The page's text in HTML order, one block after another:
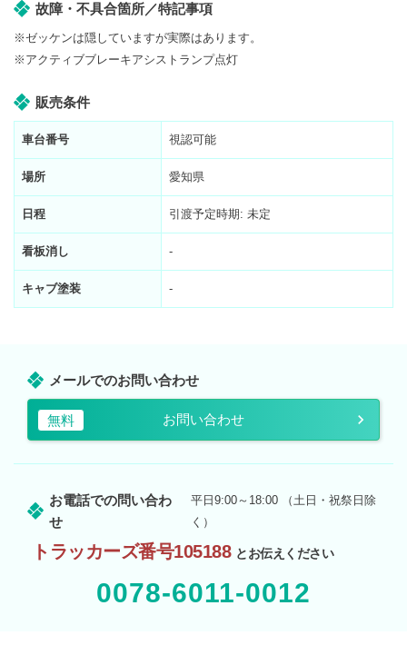
故障・不具合箇所／特記事項
※ゼッケンは隠していますが実際はあります。
※アクティブブレーキアシストランプ点灯
販売条件
車台番号 視認可能
場所 愛知県
日程 引渡予定時期: 未定
看板消し -
キャブ塗装 -
メールでのお問い合わせ
無料 お問い合わせ
お電話での問い合わ
せ
平日9:00～18:00 （土日・祝祭日除
く）
トラッカーズ番号105188 とお伝えください
0078-6011-0012